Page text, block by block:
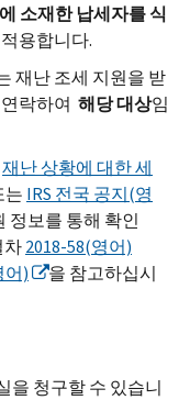
소재한 납세자를 식
용합니다.
재난 조세 지원을 받
락하여 해당 대상임
재난 상황에 대한 세
는 IRS 전국 공지(영
정보를 통해 확인
차2018-58(영어)
어)
을 참고하십시
을 청구할 수 있습니